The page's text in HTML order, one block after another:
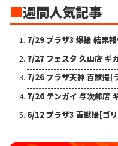
■週間人気記事
7/29 プラザ3 爆撮 結果
7/27 フェスタ 久山店 ギ
7/26 プラザ天神 百獣撮[
7/26 テンガイ 与次郎店
6/12 プラザ3 百獣撮[ゴ